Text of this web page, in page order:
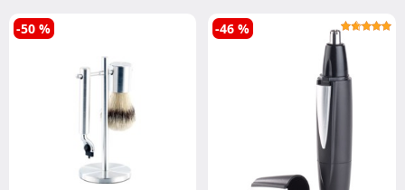
-50 % -46 %